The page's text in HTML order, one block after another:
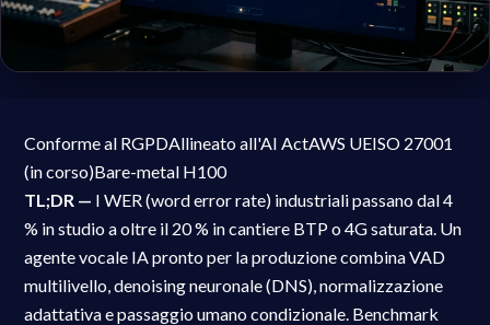
Conforme al RGPDAllineato all'AI ActAWS UEISO 27001
(in corso)Bare-metal H100
TL;DR — I WER (word error rate) industriali passano dal 4
% in studio a oltre il 20 % in cantiere BTP o 4G saturata. Un
agente vocale IA pronto per la produzione combina VAD
multilivello, denoising neuronale (DNS), normalizzazione
adattativa e passaggio umano condizionale. Benchmark